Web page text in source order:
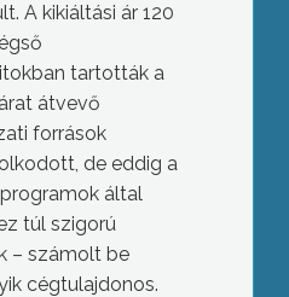
A kikiáltási ár 120
tartották a
átvevő
források
de eddig a
által
túl szigorú
– számolt be
cégtulajdonos.